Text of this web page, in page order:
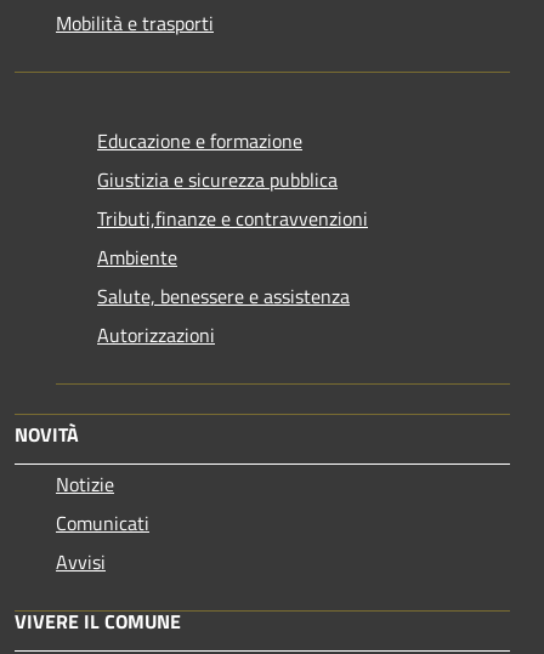
Mobilità e trasporti
Educazione e formazione
Giustizia e sicurezza pubblica
Tributi,finanze e contravvenzioni
Ambiente
Salute, benessere e assistenza
Autorizzazioni
NOVITÀ
Notizie
Comunicati
Avvisi
VIVERE IL COMUNE